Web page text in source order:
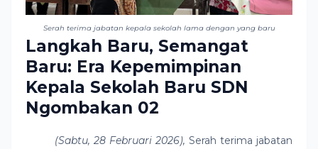
Serah terima jabatan kepala sekolah lama dengan yang baru
Langkah Baru, Semangat
Baru: Era Kepemimpinan
Kepala Sekolah Baru SDN
Ngombakan 02
(Sabtu, 28 Februari 2026), Serah terima jabatan